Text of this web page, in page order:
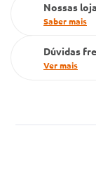
Nossas
Saber mais
Dúvidas
Ver mais